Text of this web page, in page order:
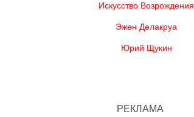
Искусство Возрождения
Эжен Делакруа
Юрий Щукин
РЕКЛАМА